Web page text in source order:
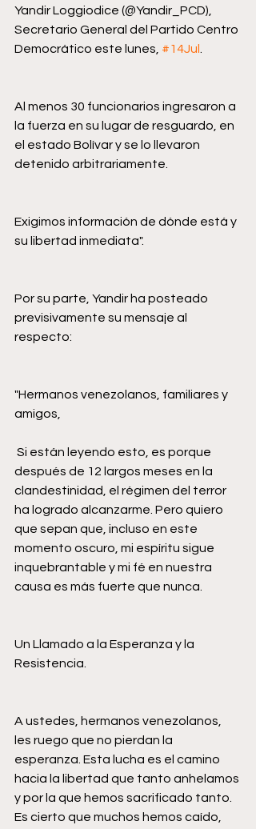
Yandir Loggiodice (@Yandir_PCD),
Secretario General del Partido Centro
Democrático este lunes, #14Jul .
Al menos 30 funcionarios ingresaron a
la fuerza en su lugar de resguardo, en
el estado Bolívar y se lo llevaron
detenido arbitrariamente.
Exigimos información de dónde está y
su libertad inmediata".
Por su parte, Yandir ha posteado
previsivamente su mensaje al
respecto:
"Hermanos venezolanos, familiares y
amigos,
después de 12 largos meses en la
clandestinidad, el régimen del terror
ha logrado alcanzarme. Pero quiero
que sepan que, incluso en este
momento oscuro, mi espíritu sigue
inquebrantable y mi fé en nuestra
causa es más fuerte que nunca.
Un Llamado a la Esperanza y la
Resistencia.
A ustedes, hermanos venezolanos,
les ruego que no pierdan la
esperanza. Esta lucha es el camino
hacia la libertad que tanto anhelamos
y por la que hemos sacrificado tanto.
Es cierto que muchos hemos caído,